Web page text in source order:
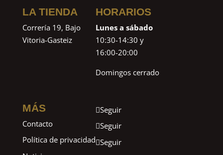
LA TIENDA
Correría 19, Bajo
Vitoria-Gasteiz
HORARIOS
Lunes a sábado
10:30-14:30 y
16:00-20:00
Domingos cerrado
MÁS
Contacto
Política de privacidad
Seguir
Seguir
Seguir